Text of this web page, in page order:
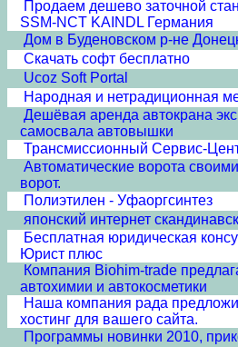
Продаем дешево заточной
SSM-NCT KAINDL Германия
Дом в Буденовском р-не
Скачать софт бесплатно
Ucoz Soft Portal
Народная и нетрадиционная
Дешёвая аренда автокрана
самосвала автовышки
Трансмиссионный Сервис-
Автоматические ворота
ворот.
Полиэтилен - Уфаоргсинтез
японский интернет
Бесплатная юридическая
Юрист плюс
Компания Biohim-trade
автохимии и автокосметики
Наша компания рада
хостинг для вашего сайта.
Программы новинки 2010,